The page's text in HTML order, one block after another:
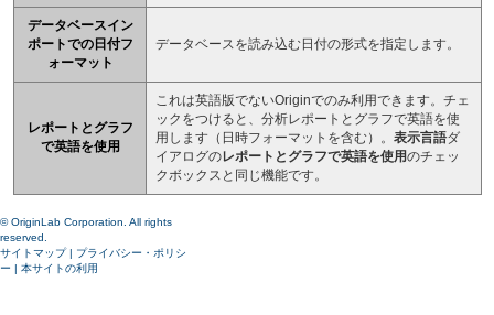
データベースイン
ポートでの日付フ
ォーマット
データベースを読み込む日付の形式を指定します。
レポートとグラフ
で英語を使用
これは英語版でないOriginでのみ利用できます。チェ
ックをつけると、分析レポートとグラフで英語を使
用します（日時フォーマットを含む）。 表示言語ダ
イアログのレポートとグラフで英語を使用のチェッ
クボックスと同じ機能です。
© OriginLab Corporation. All rights
reserved.
サイトマップ| プライバシー・ポリシ
ー | 本サイトの利用